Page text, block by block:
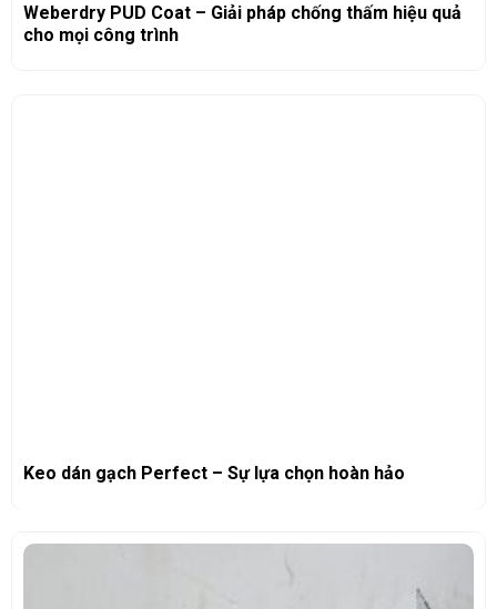
Weberdry PUD Coat – Giải pháp chống thấm hiệu quả
cho mọi công trình
Keo dán gạch Perfect – Sự lựa chọn hoàn hảo